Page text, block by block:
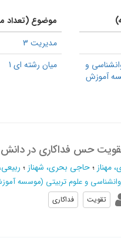
و
آموزش
موضوع (تعداد
مدیریت 3
میان رشته ای 1
حس فداکاری در
مهناز ؛حاجي بحري، شهناز ؛
و علوم تربیتی (موسسه
تقویت فداکاری